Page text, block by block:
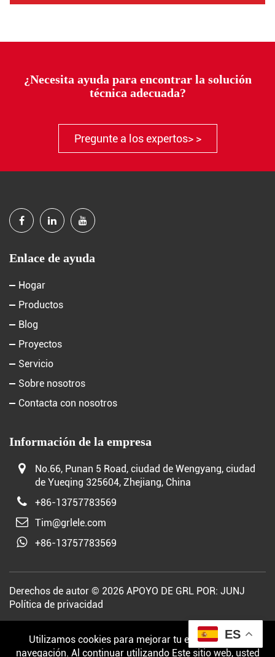
Utilizamos cookies para mejorar tu experiencia de
navegación. Al continuar utilizando Este sitio web, usted
¿Necesita ayuda para encontrar la solución
técnica adecuada?
Pregunte a los expertos> >
Enlace de ayuda
Hogar
Productos
Blog
Proyectos
Servicio
Sobre nosotros
Contacta con nosotros
Información de la empresa
No.66, Punan 5 Road, ciudad de Wengyang, ciudad
de Yueqing 325604, Zhejiang, China
+86-13757783569
Tim@grlele.com
+86-13757783569
Derechos de autor © 2026 APOYO DE GRL POR: JUNJ
Política de privacidad
ES